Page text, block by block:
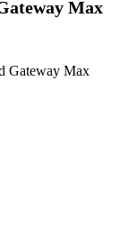
Max
Gateway Max